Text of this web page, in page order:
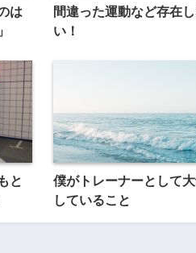
は
間違った運動など存在
い！
と
僕がトレーナーとして
していること